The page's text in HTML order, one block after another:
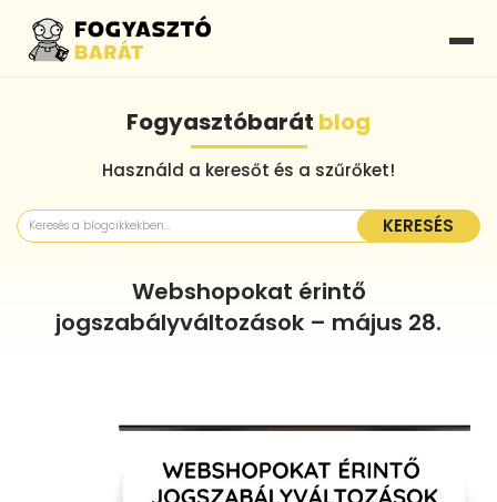
Fogyasztóbarát blog
Használd a keresőt és a szűrőket!
KERESÉS
Webshopokat érintő
jogszabályváltozások – május 28.